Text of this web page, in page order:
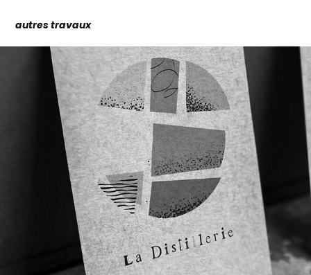
autres travaux
La Distillerie